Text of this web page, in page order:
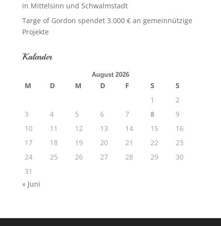
in Mittelsinn und Schwalmstadt
Targe of Gordon spendet 3.000 € an gemeinnützige
Projekte
Kalender
August 2026
M D M D F S
S
1
2
3
4 5 6 7 8
9
10
11 12 13 14 15
16
17
18 19 20 21 22
23
24
25 26 27 28 29
30
31
« Juni